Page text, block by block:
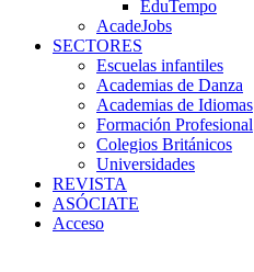
EduTempo
AcadeJobs
SECTORES
Escuelas infantiles
Academias de Danza
Academias de Idiomas
Formación Profesional
Colegios Británicos
Universidades
REVISTA
ASÓCIATE
Acceso